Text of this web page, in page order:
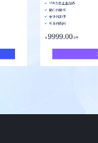
100余类企业服务
贴心的秘书
专业的助理
长期的顾问
￥ 9999.00/3年